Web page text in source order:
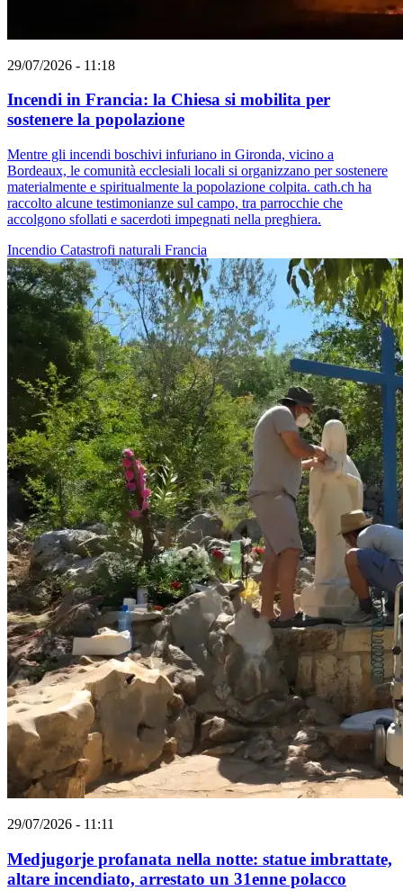
29/07/2026 - 11:18
Incendi in Francia: la Chiesa si mobilita per
sostenere la popolazione
Mentre gli incendi boschivi infuriano in Gironda, vicino a
Bordeaux, le comunità ecclesiali locali si organizzano per sostenere
materialmente e spiritualmente la popolazione colpita. cath.ch ha
raccolto alcune testimonianze sul campo, tra parrocchie che
accolgono sfollati e sacerdoti impegnati nella preghiera.
Incendio Catastrofi naturali Francia
29/07/2026 - 11:11
Medjugorje profanata nella notte: statue imbrattate,
altare incendiato, arrestato un 31enne polacco